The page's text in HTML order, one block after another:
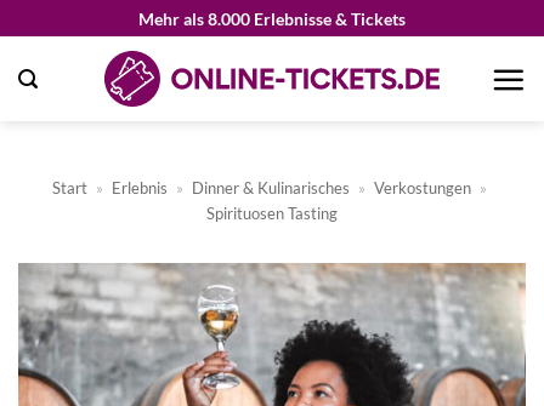
springen
Mehr als 8.000 Erlebnisse & Tickets
Start » Erlebnis » Dinner & Kulinarisches » Verkostungen »
Spirituosen Tasting